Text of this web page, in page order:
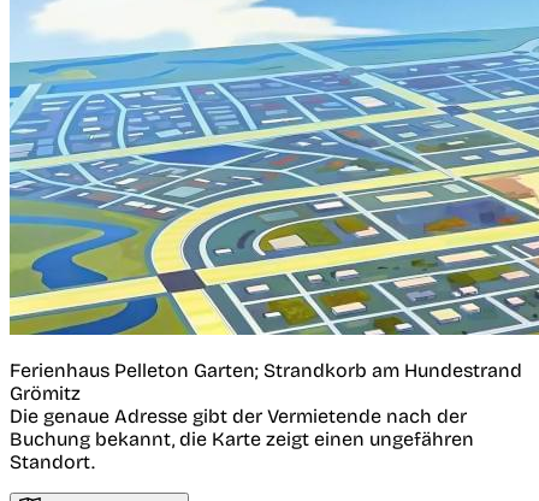
Ferienhaus Pelleton Garten; Strandkorb am Hundestrand
Grömitz
Die genaue Adresse gibt der Vermietende nach der
Buchung bekannt, die Karte zeigt einen ungefähren
Standort.